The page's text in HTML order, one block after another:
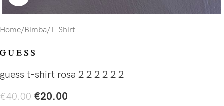
Home/Bimba/T-Shirt
guess t-shirt rosa 2 2 2 2 2 2
€40.00 €20.00